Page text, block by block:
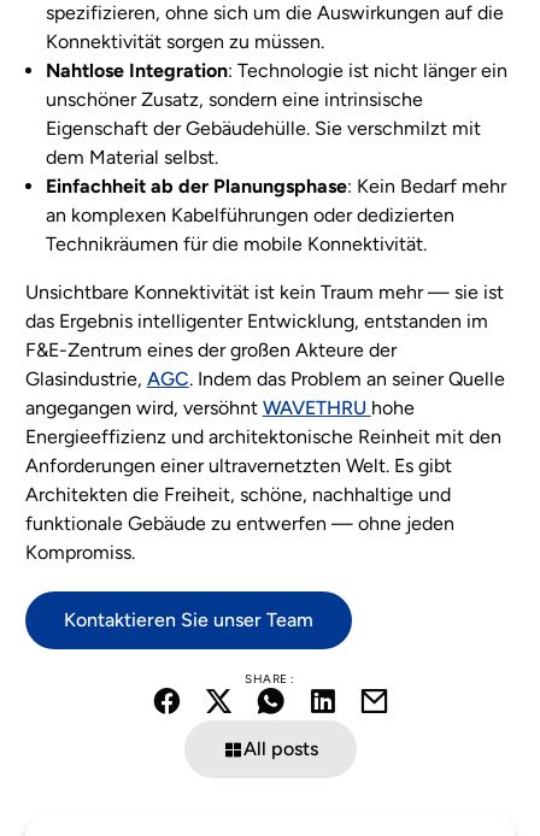
spezifizieren, ohne sich um die Auswirkungen auf die
Konnektivität sorgen zu müssen.
Nahtlose Integration: Technologie ist nicht länger ein
unschöner Zusatz, sondern eine intrinsische
Eigenschaft der Gebäudehülle. Sie verschmilzt mit
dem Material selbst.
Einfachheit ab der Planungsphase: Kein Bedarf mehr
an komplexen Kabelführungen oder dedizierten
Technikräumen für die mobile Konnektivität.
Unsichtbare Konnektivität ist kein Traum mehr — sie ist
das Ergebnis intelligenter Entwicklung, entstanden im
F&E-Zentrum eines der großen Akteure der
Glasindustrie, AGC. Indem das Problem an seiner Quelle
angegangen wird, versöhnt WAVETHRU hohe
Energieeffizienz und architektonische Reinheit mit den
Anforderungen einer ultravernetzten Welt. Es gibt
Architekten die Freiheit, schöne, nachhaltige und
funktionale Gebäude zu entwerfen — ohne jeden
Kompromiss.
Kontaktieren Sie unser Team
SHARE :
All posts